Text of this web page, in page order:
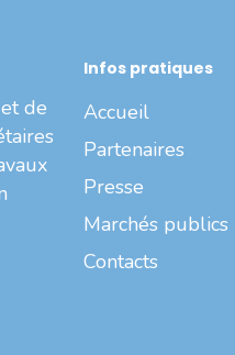
de
Infos pratiques
Accueil
Partenaires
Presse
Marchés publics
Contacts